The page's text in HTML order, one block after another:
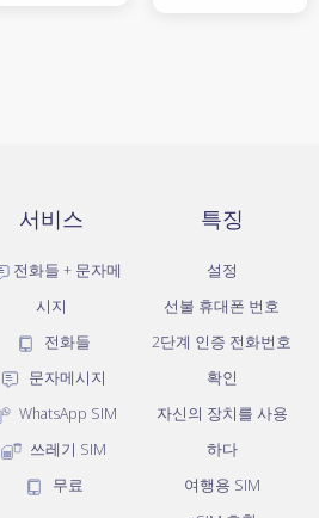
서비스
전화들 + 문자메
시지
전화들
문자메시지
WhatsApp SIM
쓰레기 SIM
무료
특징
설정
선불 휴대폰 번호
2단계 인증 전화번호
확인
자신의 장치를 사용
하다
여행용 SIM